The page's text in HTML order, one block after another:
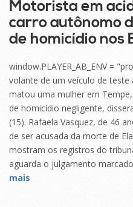
Motorista em
carro autônomo
de homicídio nos
window.PLAYER_AB_ENV =
volante de um veículo de
matou uma mulher em
de homicídio negligente,
(15). Rafaela Vasquez, de 46
de ser acusada da morte de
mostram os registros do
aguarda o julgamento
mais